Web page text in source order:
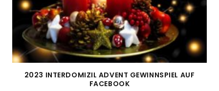
2023 INTERDOMIZIL ADVENT GEWINNSPIEL AUF
FACEBOOK